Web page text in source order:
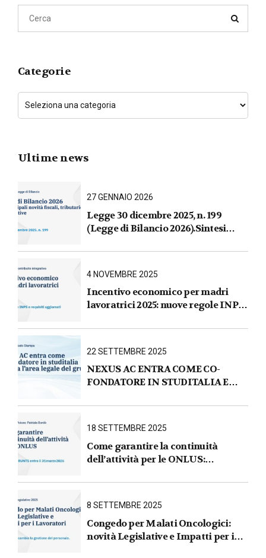
Categorie
Ultime news
27 GENNAIO 2026
Legge 30 dicembre 2025, n. 199
(Legge di Bilancio 2026).Sintesi
fiscali, tributarie, contributive e per
4 NOVEMBRE 2025
Incentivo economico per madri
lavoratrici 2025: nuove regole INPS
22 SETTEMBRE 2025
NEXUS AC ENTRA COME CO-
FONDATORE IN STUDITALIA E
GRUPPO
18 SETTEMBRE 2025
Come garantire la continuità
dell’attività per le ONLUS :
31 marzo 2026
8 SETTEMBRE 2025
Congedo per Malati Oncologici:
novità Legislative e Impatti per i